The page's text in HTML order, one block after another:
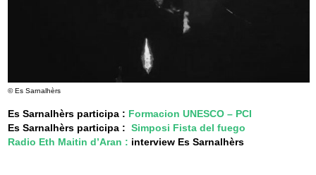
© Es Sarnalhèrs
Es Sarnalhèrs participa : Formacion UNESCO – PCI
Es Sarnalhèrs participa : Simposi Fista del fuego
Radio Eth Maitin d’Aran : interview Es Sarnalhèrs